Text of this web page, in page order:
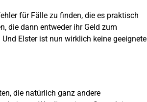
für Fälle zu finden, die es praktisch
die dann entweder ihr Geld zum
Elster ist nun wirklich keine geeignete
die natürlich ganz andere